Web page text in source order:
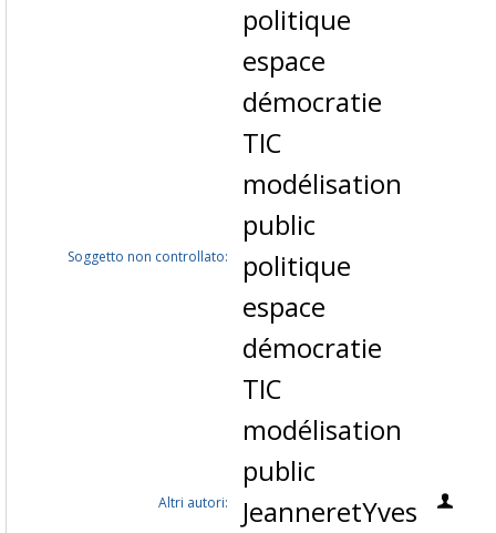
politique
espace
démocratie
TIC
modélisation
public
Soggetto non controllato:
politique
espace
démocratie
TIC
modélisation
public
Altri autori: JeanneretYves